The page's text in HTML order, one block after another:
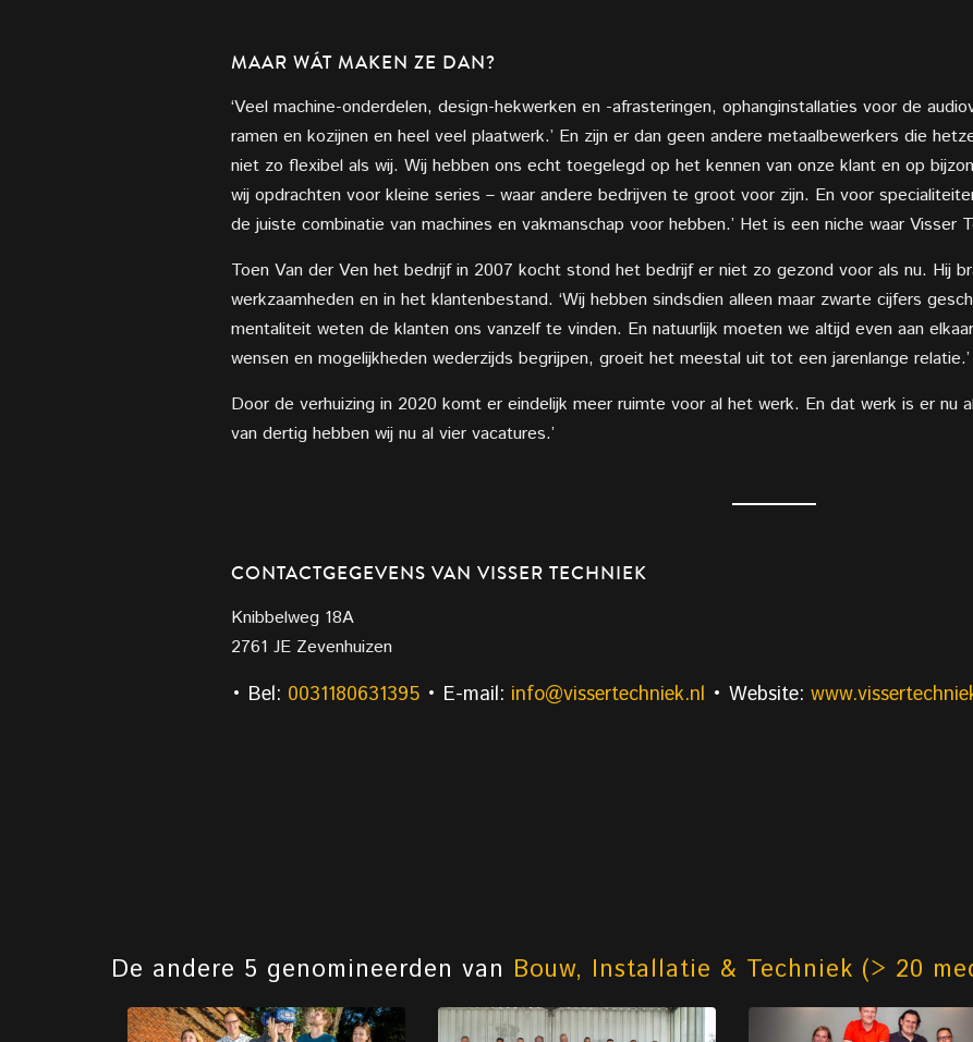
MAAR WÁT MAKEN ZE DAN?
‘Veel machine-onderdelen, design-hekwerken en -afrasteringen, ophanginstallaties voor de
ramen en kozijnen en heel veel plaatwerk.’ En zijn er dan geen andere metaalbewerkers die
niet zo flexibel als wij. Wij hebben ons echt toegelegd op het kennen van onze klant en op
wij opdrachten voor kleine series – waar andere bedrijven te groot voor zijn. En voor
de juiste combinatie van machines en vakmanschap voor hebben.’ Het is een niche waar Visser
Toen Van der Ven het bedrijf in 2007 kocht stond het bedrijf er niet zo gezond voor als nu. Hij
werkzaamheden en in het klantenbestand. ‘Wij hebben sindsdien alleen maar zwarte cijfers
mentaliteit weten de klanten ons vanzelf te vinden. En natuurlijk moeten we altijd even aan
wensen en mogelijkheden wederzijds begrijpen, groeit het meestal uit tot een jarenlange relatie.’
Door de verhuizing in 2020 komt er eindelijk meer ruimte voor al het werk. En dat werk is er nu
van dertig hebben wij nu al vier vacatures.’
CONTACTGEGEVENS VAN VISSER TECHNIEK
Knibbelweg 18A
2761 JE Zevenhuizen
• Bel: 0031180631395 • E-mail: info@vissertechniek.nl • Website:
De andere 5 genomineerden van Bouw, Installatie & Techniek (> 20